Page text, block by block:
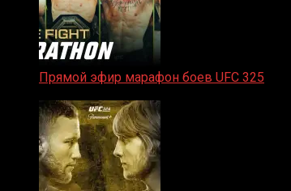
Прямой эфир марафон боев UFC 325